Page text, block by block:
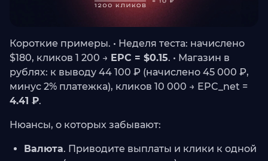
Короткие примеры. • Неделя теста: начислено
$180, кликов 1 200 → EPC = $0.15. • Магазин в
рублях: к выводу 44 100 ₽ (начислено 45 000 ₽,
минус 2% платежка), кликов 10 000 → EPC_net =
4.41 ₽.
Нюансы, о которых забывают:
Валюта. Приводите выплаты и клики к одной